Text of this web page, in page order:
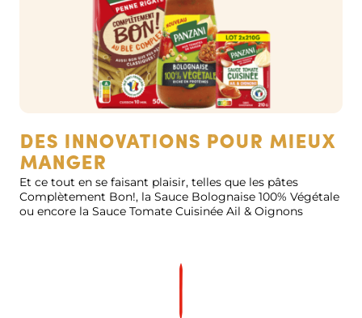
Des innovations pour mieux
manger
Et ce tout en se faisant plaisir, telles que les pâtes
Complètement Bon!, la Sauce Bolognaise 100% Végétale
ou encore la Sauce Tomate Cuisinée Ail & Oignons